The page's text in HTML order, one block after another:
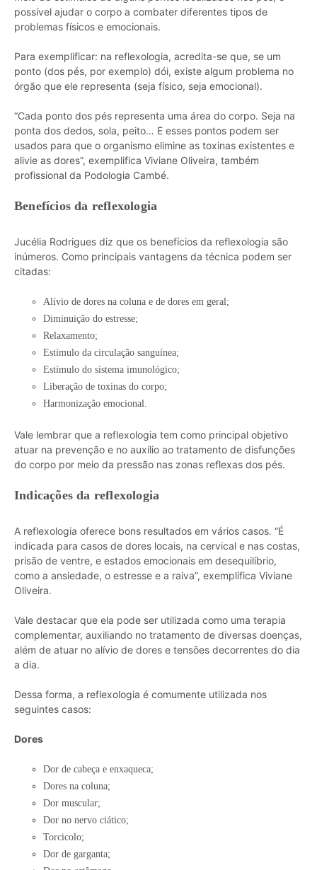
possível ajudar o corpo a combater diferentes tipos de
problemas físicos e emocionais.
Para exemplificar: na reflexologia, acredita-se que, se um
ponto (dos pés, por exemplo) dói, existe algum problema no
órgão que ele representa (seja físico, seja emocional).
“Cada ponto dos pés representa uma área do corpo. Seja na
ponta dos dedos, sola, peito… E esses pontos podem ser
usados para que o organismo elimine as toxinas existentes e
alivie as dores”, exemplifica Viviane Oliveira, também
profissional da Podologia Cambé.
Benefícios da reflexologia
Jucélia Rodrigues diz que os benefícios da reflexologia são
inúmeros. Como principais vantagens da técnica podem ser
citadas:
Alívio de dores na coluna e de dores em geral;
Diminuição do estresse;
Relaxamento;
Estímulo da circulação sanguínea;
Estímulo do sistema imunológico;
Liberação de toxinas do corpo;
Harmonização emocional.
Vale lembrar que a reflexologia tem como principal objetivo
atuar na prevenção e no auxílio ao tratamento de disfunções
do corpo por meio da pressão nas zonas reflexas dos pés.
Indicações da reflexologia
A reflexologia oferece bons resultados em vários casos. “É
indicada para casos de dores locais, na cervical e nas costas,
prisão de ventre, e estados emocionais em desequilíbrio,
como a ansiedade, o estresse e a raiva”, exemplifica Viviane
Oliveira.
Vale destacar que ela pode ser utilizada como uma terapia
complementar, auxiliando no tratamento de diversas doenças,
além de atuar no alívio de dores e tensões decorrentes do dia
a dia.
Dessa forma, a reflexologia é comumente utilizada nos
seguintes casos:
Dores
Dor de cabeça e enxaqueca;
Dores na coluna;
Dor muscular;
Dor no nervo ciático;
Torcicolo;
Dor de garganta;